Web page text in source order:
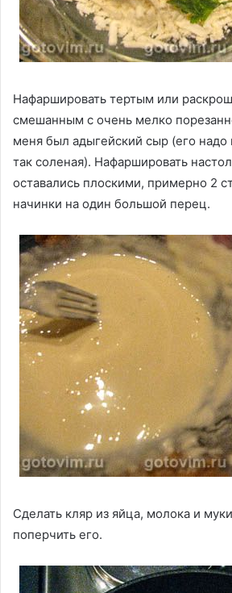
Нафаршировать тертым или
смешанным с очень мелко
меня был адыгейский сыр (его надо
так соленая). Нафаршировать
оставались плоскими, примерно 2
начинки на один большой перец.
Сделать кляр из яйца, молока и
поперчить его.